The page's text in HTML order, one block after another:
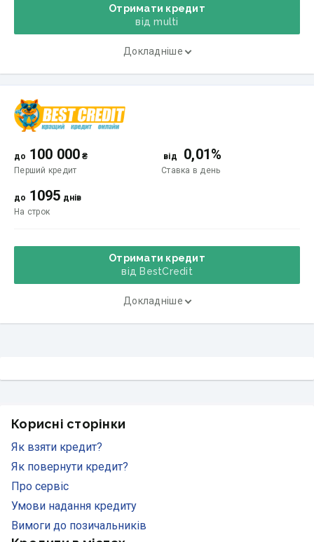
Отримати кредит
від multi
Докладніше
до 100 000 ₴
Перший кредит
від 0,01%
Ставка в день
до 1095 днів
На строк
Отримати кредит
від BestCredit
Докладніше
Корисні сторінки
Як взяти кредит?
Як повернути кредит?
Про сервіс
Умови надання кредиту
Вимоги до позичальників